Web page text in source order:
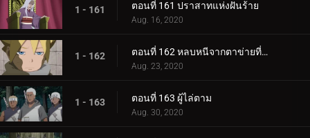
1 - 161 ตอนที่ 161 ปราสาทแห่งฝันร้าย
Aug. 16, 2020
1 - 162 ตอนที่ 162 หลบหนีจากตาข่ายที่กระชับ
Aug. 23, 2020
1 - 163 ตอนที่ 163 ผู้ไล่ตาม
Aug. 30, 2020